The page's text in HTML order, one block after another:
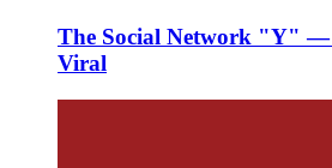
The Social Network "Y" —
Viral